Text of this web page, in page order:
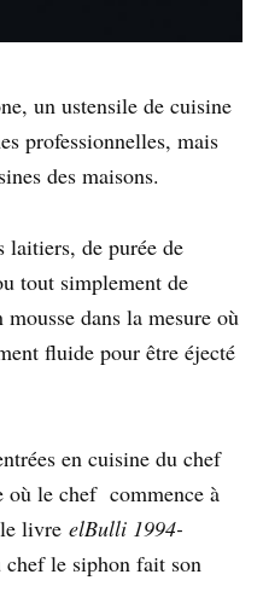
un ustensile de cuisine
professionnelles, mais
des maisons.
laitiers, de purée de
tout simplement de
dans la mesure où
fluide pour être éjecté
en cuisine du chef
où le chef commence à
livre elBulli 1994-
le siphon fait son